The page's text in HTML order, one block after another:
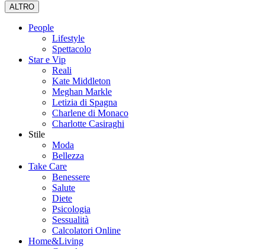
ALTRO
People
Lifestyle
Spettacolo
Star e Vip
Reali
Kate Middleton
Meghan Markle
Letizia di Spagna
Charlene di Monaco
Charlotte Casiraghi
Stile
Moda
Bellezza
Take Care
Benessere
Salute
Diete
Psicologia
Sessualità
Calcolatori Online
Home&Living